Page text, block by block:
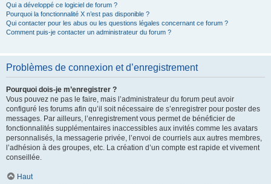
Qui a développé ce logiciel de forum ?
Pourquoi la fonctionnalité X n’est pas disponible ?
Qui contacter pour les abus ou les questions légales concernant ce forum ?
Comment puis-je contacter un administrateur du forum ?
Problèmes de connexion et d’enregistrement
Pourquoi dois-je m’enregistrer ?
Vous pouvez ne pas le faire, mais l’administrateur du forum peut avoir
configuré les forums afin qu’il soit nécessaire de s’enregistrer pour poster des
messages. Par ailleurs, l’enregistrement vous permet de bénéficier de
fonctionnalités supplémentaires inaccessibles aux invités comme les avatars
personnalisés, la messagerie privée, l’envoi de courriels aux autres membres,
l’adhésion à des groupes, etc. La création d’un compte est rapide et vivement
conseillée.
Haut